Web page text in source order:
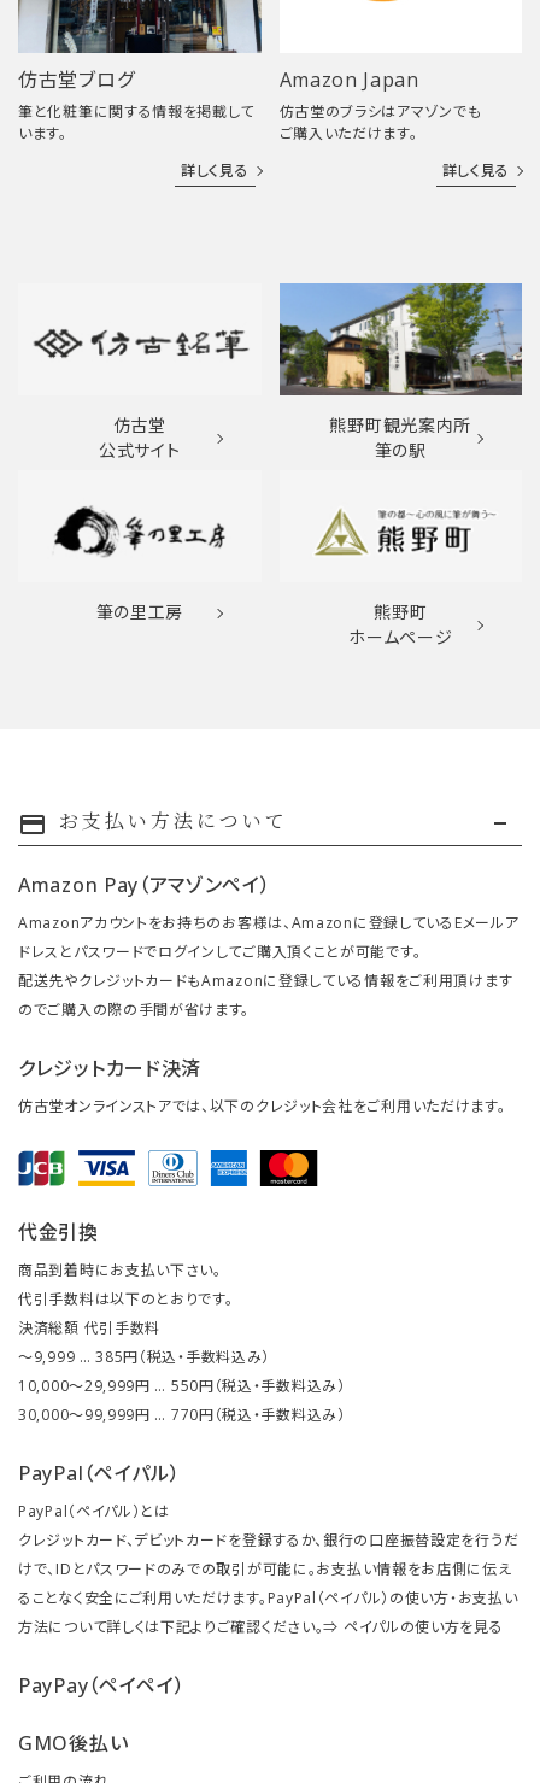
仿古堂ブログ
筆と化粧筆に関する情報を掲載して
います。
詳しく見る
Amazon Japan
仿古堂のブラシはアマゾンでも
ご購入いただけます。
詳しく見る
仿古堂
公式サイト
熊野町観光案内所
筆の駅
筆の里工房
熊野町
ホームページ
payment お支払い方法について
Amazon Pay（アマゾンペイ）
Amazonアカウントをお持ちのお客様は、Amazonに登録しているEメールア
ドレスとパスワードでログインしてご購入頂くことが可能です。
配送先やクレジットカードもAmazonに登録している情報をご利用頂けます
のでご購入の際の手間が省けます。
クレジットカード決済
仿古堂オンラインストアでは、以下のクレジット会社をご利用いただけます。
代金引換
商品到着時にお支払い下さい。
代引手数料は以下のとおりです。
決済総額 代引手数料
～9,999 … 385円（税込・手数料込み）
10,000～29,999円 … 550円（税込・手数料込み）
30,000～99,999円 … 770円（税込・手数料込み）
PayPal（ペイパル）
PayPal（ペイパル）とは
クレジットカード、デビットカードを登録するか、銀行の口座振替設定を行うだ
けで、IDとパスワードのみでの取引が可能に。お支払い情報をお店側に伝え
ることなく安全にご利用いただけます。PayPal（ペイパル）の使い方・お支払い
方法について詳しくは下記よりご確認ください。⇒ ペイパルの使い方を見る
PayPay（ペイペイ）
GMO後払い